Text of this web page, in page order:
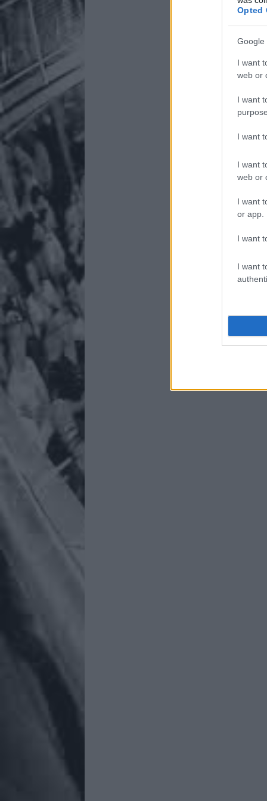
Opted
Google
I want
web or
I want
I want
I want
web or
I want
or app.
I want
I want